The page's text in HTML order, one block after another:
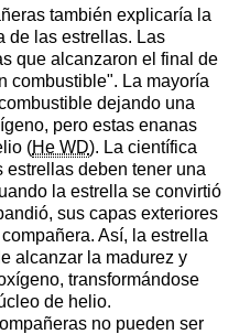
también explicaría la
de las estrellas. Las
que alcanzaron el final de
combustible". La mayoría
dejando una
pero estas enanas
(He WD). La científica
deben tener una
la estrella se convirtió
sus capas exteriores
Así, la estrella
alcanzar la madurez y
transformándose
de helio.
no pueden ser